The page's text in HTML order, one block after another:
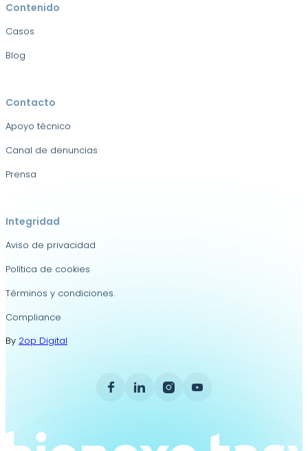
Contenido
Casos
Blog
Contacto
Apoyo técnico
Canal de denuncias
Prensa
Integridad
Aviso de privacidad
Política de cookies
Términos y condiciones.
Compliance
By 2op Digital